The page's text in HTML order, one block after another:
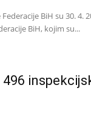
BiH su 30. 4.
BiH, kojim su...